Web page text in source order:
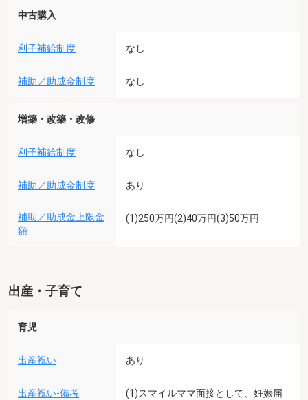
中古購入
利子補給制度 なし
補助／助成金制度 なし
増築・改築・改修
利子補給制度 なし
補助／助成金制度 あり
補助／助成金上限金
額
(1)250万円(2)40万円(3)50万円
出産・子育て
育児
出産祝い あり
出産祝い-備考
(1)スマイルママ面接として、妊娠届